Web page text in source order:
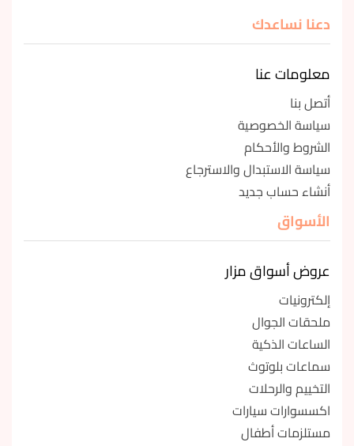
دعنا نساعدك
معلومات عنا
أتصل بنا
سياسة الخصوصية
الشروط والأحكام
سياسة الاستبدال والاسترجاع
أنشاء حساب جديد
الأسواق
عروض أسواق مزار
إلكترونيات
ملحقات الجوال
الساعات الذكية
سماعات بلوتوث
التخييم والرحلات
اكسسوارات سيارات
مستلزمات أطفال